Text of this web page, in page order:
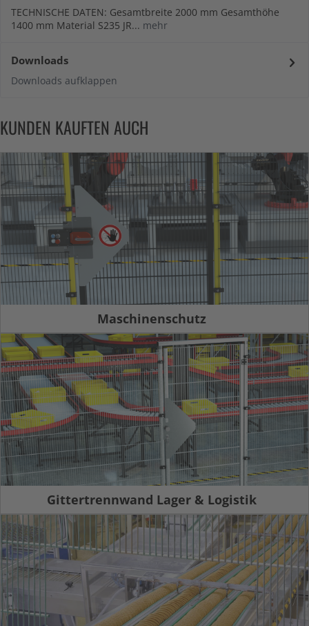
TECHNISCHE DATEN: Gesamtbreite 2000 mm Gesamthöhe
1400 mm Material S235 JR... mehr
Downloads
Downloads aufklappen
KUNDEN KAUFTEN AUCH
Maschinenschutz
Gittertrennwand Lager & Logistik